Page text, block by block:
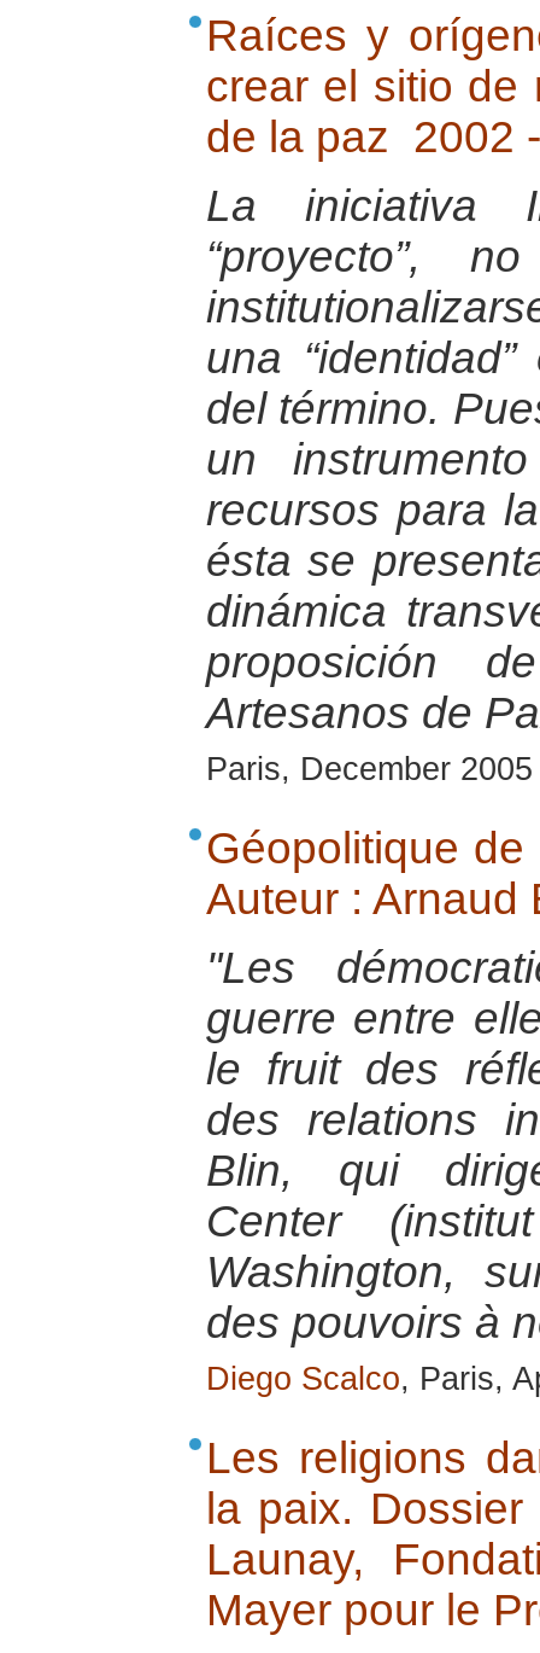
Raíces y
crear el sitio de
de la paz 2002
La iniciativa
“proyecto”,
una
del término.
un
recursos para
ésta se
dinámica
proposición
Artesanos de
Paris, December 2005
Géopolitique
Auteur : Arnaud
"Les
guerre entre
le fruit des
des relations
Blin, qui
Center
Washington,
des pouvoirs à
Diego Scalco, Paris,
Les religions
la paix.
Launay,
Mayer pour le